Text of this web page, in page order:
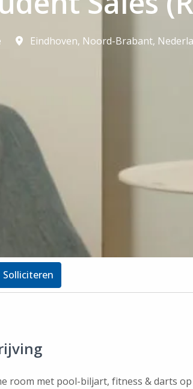
Eindhoven, Noord-Brabant,
Solliciteren
room met pool-biljart, fitness & darts